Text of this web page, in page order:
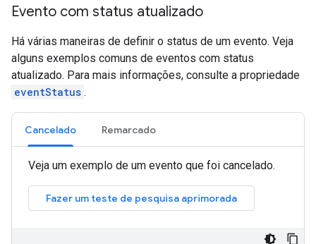
Evento com status atualizado
Há várias maneiras de definir o status de um evento. Veja
alguns exemplos comuns de eventos com status
atualizado. Para mais informações, consulte a propriedade
eventStatus .
Cancelado Remarcado
Veja um exemplo de um evento que foi cancelado.